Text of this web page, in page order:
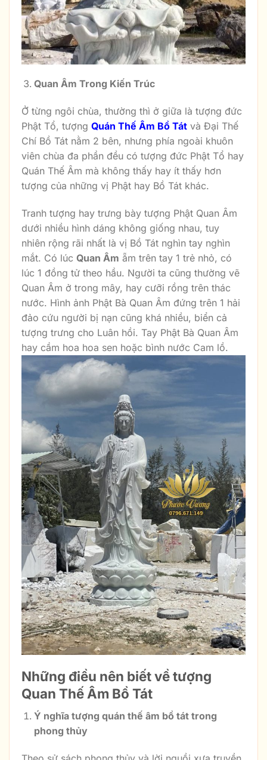
Quan Âm Trong Kiến Trúc
Ở từng ngôi chùa, thường thì ở giữa là tượng đức
Phật Tổ, tượng Quán Thế Âm Bồ Tát và Đại Thế
Chí Bồ Tát nằm 2 bên, nhưng phía ngoài khuôn
viên chùa đa phần đều có tượng đức Phật Tổ hay
Quán Thế Âm mà không thấy hay ít thấy hơn
tượng của những vị Phật hay Bồ Tát khác.
Tranh tượng hay trưng bày tượng Phật Quan Âm
dưới nhiều hình dáng không giống nhau, tuy
nhiên rộng rãi nhất là vị Bồ Tát nghìn tay nghìn
mắt. Có lúc Quan Âm ẵm trên tay 1 trẻ nhỏ, có
lúc 1 đồng tử theo hầu. Người ta cũng thường vẽ
Quan Âm ở trong mây, hay cưỡi rồng trên thác
nước. Hình ảnh Phật Bà Quan Âm đứng trên 1 hải
đảo cứu người bị nạn cũng khá nhiều, biển cả
tượng trưng cho Luân hồi. Tay Phật Bà Quan Âm
hay cầm hoa hoa sen hoặc bình nước Cam lồ.
Những điều nên biết về tượng
Quan Thế Âm Bồ Tát
Ý nghĩa tượng quán thế âm bồ tát trong
phong thủy